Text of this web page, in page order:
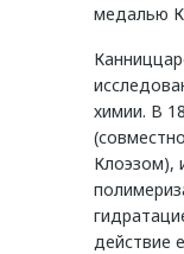
медалью
химии. В
Клоэзом),
действие